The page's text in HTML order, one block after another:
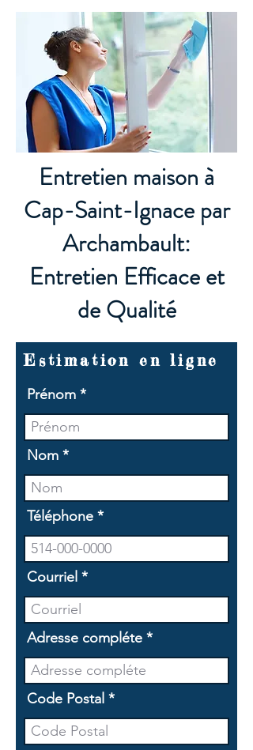
Entretien maison à
Cap-Saint-Ignace par
Archambault:
Entretien Efficace et
de Qualité
Estimation en ligne
Prénom
Nom
Téléphone
Courriel
Adresse compléte
Code Postal